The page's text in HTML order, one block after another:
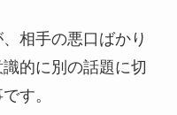
相手の悪口ばかり
的に別の話題に切
す。